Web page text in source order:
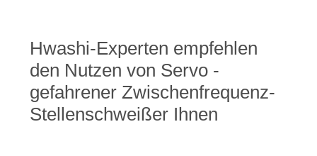
BLOG
FORDERN
Hwashi-Experten empfehlen
den Nutzen von Servo -
gefahrener Zwischenfrequenz-
Stellenschweißer Ihnen